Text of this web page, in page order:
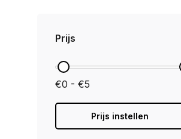
Prijs
€0 - €5
Prijs instellen